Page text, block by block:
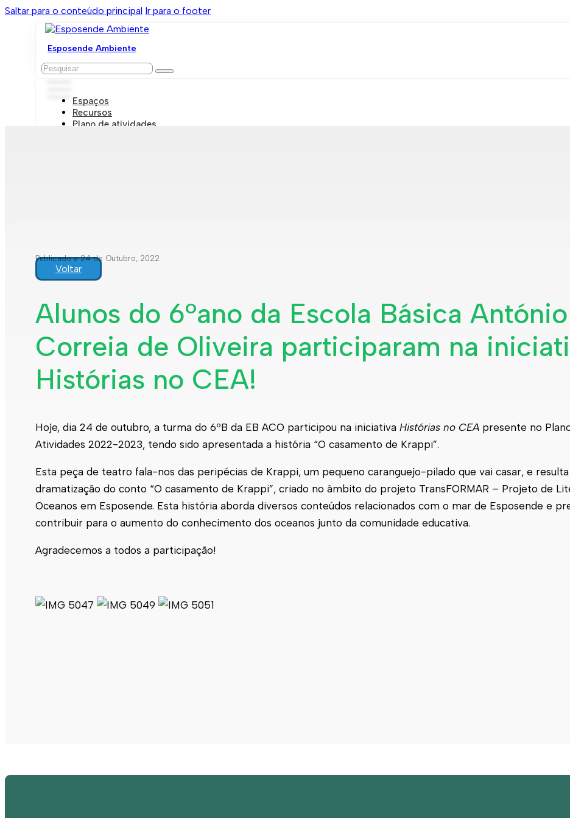
Saltar para o conteúdo principal Ir para o footer
Esposende Ambiente
Pesquisar
Espaços
Recursos
Plano de atividades
Publicado a 24 de Outubro, 2022
Voltar
Alunos do 6ºano da Escola Básica António
Correia de Oliveira participaram na
Histórias no CEA!
Hoje, dia 24 de outubro, a turma do 6ºB da EB ACO participou na iniciativa Histórias no CEA presente no
Atividades 2022-2023, tendo sido apresentada a história “O casamento de Krappi”.
Esta peça de teatro fala-nos das peripécias de Krappi, um pequeno caranguejo-pilado que vai casar, e resulta
dramatização do conto “O casamento de Krappi”, criado no âmbito do projeto TransFORMAR – Projeto de
Oceanos em Esposende. Esta história aborda diversos conteúdos relacionados com o mar de Esposende e
contribuir para o aumento do conhecimento dos oceanos junto da comunidade educativa.
Agradecemos a todos a participação!